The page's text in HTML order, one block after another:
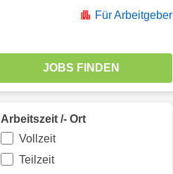
Für Arbeitgeber
Arbeitszeit /- Ort
Vollzeit
Teilzeit